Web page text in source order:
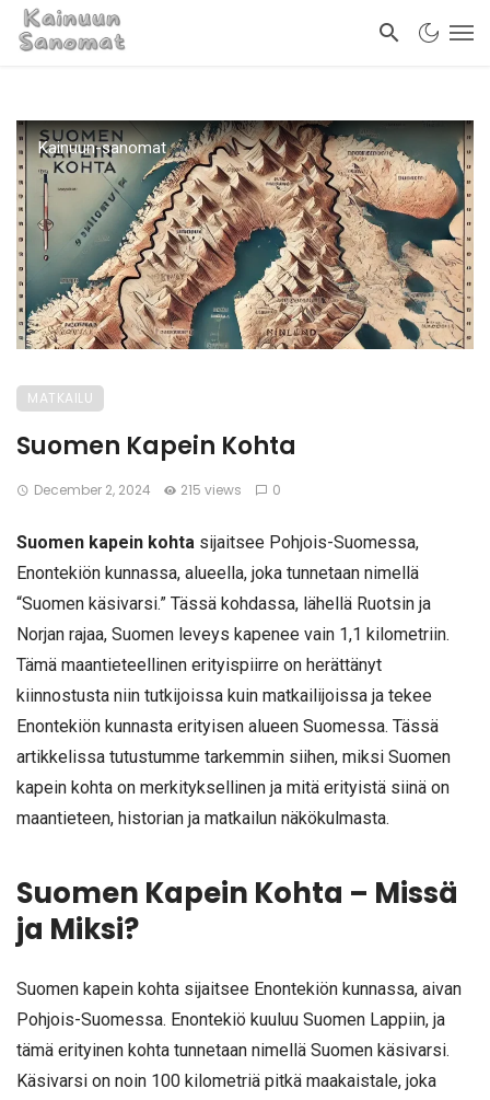
Kainuun-sanomat
MATKAILU
Suomen Kapein Kohta
December 2, 2024 215 views 0
Suomen kapein kohta sijaitsee Pohjois-Suomessa,
Enontekiön kunnassa, alueella, joka tunnetaan nimellä
“Suomen käsivarsi.” Tässä kohdassa, lähellä Ruotsin ja
Norjan rajaa, Suomen leveys kapenee vain 1,1 kilometriin.
Tämä maantieteellinen erityispiirre on herättänyt
kiinnostusta niin tutkijoissa kuin matkailijoissa ja tekee
Enontekiön kunnasta erityisen alueen Suomessa. Tässä
artikkelissa tutustumme tarkemmin siihen, miksi Suomen
kapein kohta on merkityksellinen ja mitä erityistä siinä on
maantieteen, historian ja matkailun näkökulmasta.
Suomen Kapein Kohta – Missä
ja Miksi?
Suomen kapein kohta sijaitsee Enontekiön kunnassa, aivan
Pohjois-Suomessa. Enontekiö kuuluu Suomen Lappiin, ja
tämä erityinen kohta tunnetaan nimellä Suomen käsivarsi.
Käsivarsi on noin 100 kilometriä pitkä maakaistale, joka